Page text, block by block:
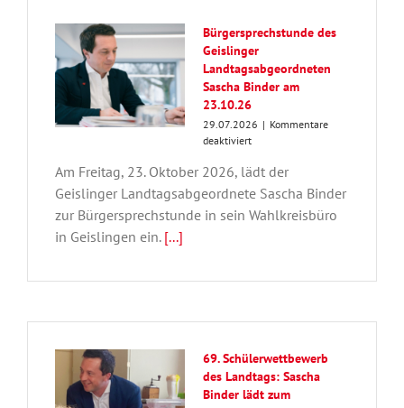
September
in
Geislingen
Bürgersprechstunde des
Geislinger
Landtagsabgeordneten
Sascha Binder am
23.10.26
29.07.2026 | Kommentare
deaktiviertfür
des
Geislinger
Sascha
Am Freitag, 23. Oktober 2026, lädt der
Geislinger Landtagsabgeordnete Sascha Binder
zur Bürgersprechstunde in sein Wahlkreisbüro
in Geislingen ein.[...]
69. Schülerwettbewerb
des Landtags: Sascha
Binder lädt zum